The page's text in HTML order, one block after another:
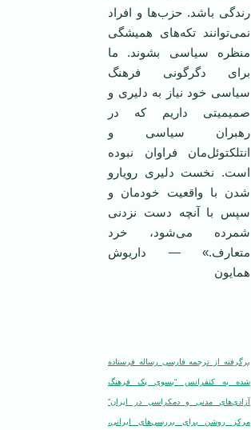
رندگی باشد. حزب‌ها و افراد
نمی‌توانند تکه‌های همیشگی
منظره سیاسی بشوند. ما
برای دگرگونی فرهنگ
سیاسی خود نیاز به دلیری و
صمیمیتی داریم که در
رهبران سیاسی و
انتلکتوئل‌مان فراوان نبوده
است. نخست دلیری رویارو
شدن با واقعیت خودمان و
سپس با آنچه دست نزدنی
شمرده می‌شود، خرد
متعارف.» — داریوش
همایون
برگرفته از ترجمه فارسی رساله فرستاده
شده به کنفرانس “بسوی یک فرهنگ
آزادی‌های مدنی و دمکراسی در ایران”
مرکز روشن برای بررسی‌های ایرانی،